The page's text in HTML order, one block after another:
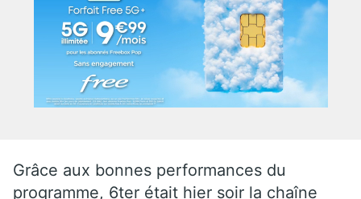
Grâce aux bonnes performances du
programme, 6ter était hier soir la chaîne